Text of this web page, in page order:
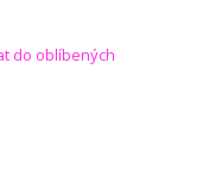
do oblíbených